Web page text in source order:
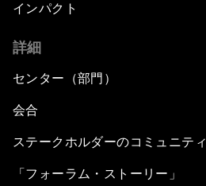
インパクト
詳細
センター（部門）
会合
ステークホルダーのコミュニティ
「フォーラム・ストーリー」